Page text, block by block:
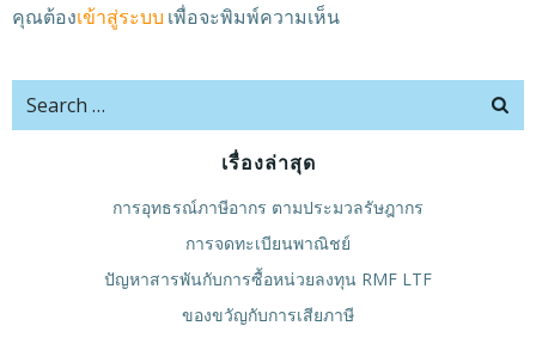
คุณต้องเข้าสู่ระบบ เพื่อจะพิมพ์ความเห็น
Search
for:
เรื่องล่าสุด
การอุทธรณ์ภาษีอากร ตามประมวลรัษฎากร
การจดทะเบียนพาณิชย์
ปัญหาสารพันกับการซื้อหน่วยลงทุน RMF LTF
ของขวัญกับการเสียภาษี